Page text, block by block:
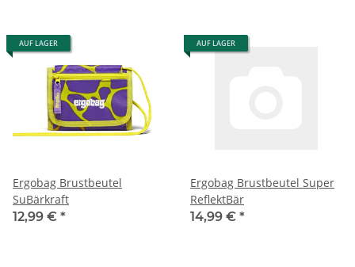
AUF LAGER
Ergobag Brustbeutel
SuBärkraft
12,99 € *
AUF LAGER
Ergobag Brustbeutel Super
ReflektBär
14,99 € *